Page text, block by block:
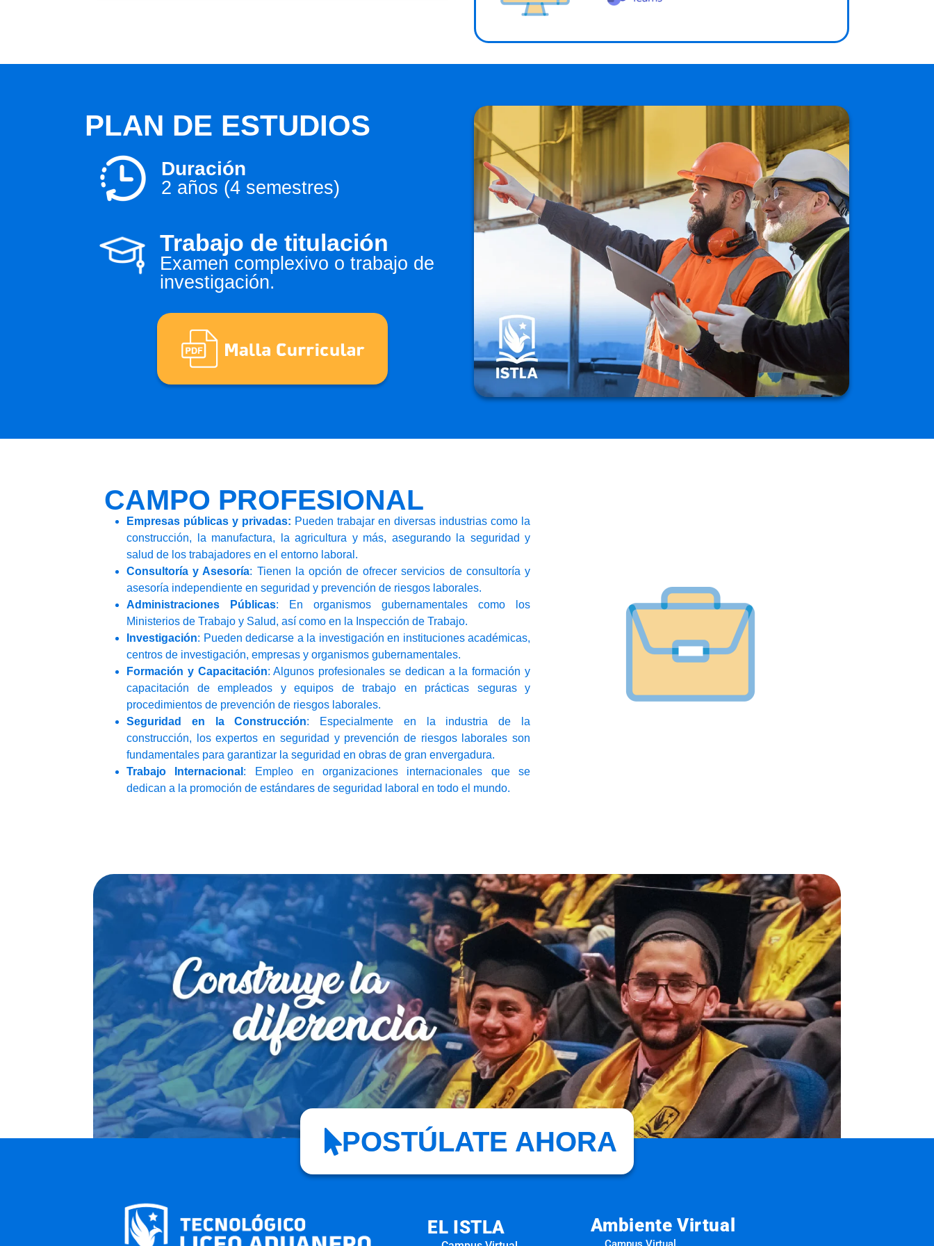
PLAN DE ESTUDIOS
Duración
2 años (4 semestres)
Trabajo de titulación
Examen complexivo o trabajo de
investigación.
CAMPO PROFESIONAL
Empresas públicas y privadas: Pueden trabajar en diversas industrias como la
construcción, la manufactura, la agricultura y más, asegurando la seguridad y
salud de los trabajadores en el entorno laboral.
Consultoría y Asesoría: Tienen la opción de ofrecer servicios de consultoría y
asesoría independiente en seguridad y prevención de riesgos laborales.
Administraciones Públicas: En organismos gubernamentales como los
Ministerios de Trabajo y Salud, así como en la Inspección de Trabajo.
Investigación: Pueden dedicarse a la investigación en instituciones académicas,
centros de investigación, empresas y organismos gubernamentales.
Formación y Capacitación: Algunos profesionales se dedican a la formación y
capacitación de empleados y equipos de trabajo en prácticas seguras y
procedimientos de prevención de riesgos laborales.
Seguridad en la Construcción: Especialmente en la industria de la
construcción, los expertos en seguridad y prevención de riesgos laborales son
fundamentales para garantizar la seguridad en obras de gran envergadura.
Trabajo Internacional : Empleo en organizaciones internacionales que se
dedican a la promoción de estándares de seguridad laboral en todo el mundo.
POSTÚLATE AHORA
EL ISTLA Ambiente Virtual